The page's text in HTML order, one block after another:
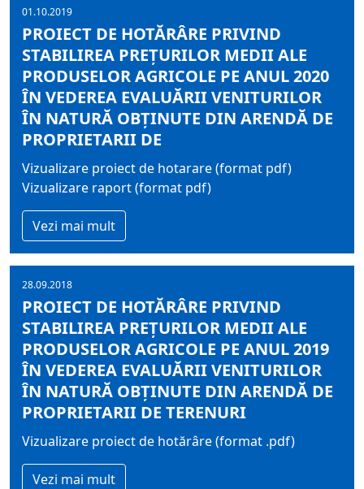
01.10.2019
PROIECT DE HOTĂRÂRE PRIVIND
STABILIREA PREŢURILOR MEDII ALE
PRODUSELOR AGRICOLE PE ANUL 2020
ÎN VEDEREA EVALUĂRII VENITURILOR
ÎN NATURĂ OBŢINUTE DIN ARENDĂ DE
PROPRIETARII DE
Vizualizare proiect de hotarare (format pdf)
Vizualizare raport (format pdf)
Vezi mai mult
28.09.2018
PROIECT DE HOTĂRÂRE PRIVIND
STABILIREA PREŢURILOR MEDII ALE
PRODUSELOR AGRICOLE PE ANUL 2019
ÎN VEDEREA EVALUĂRII VENITURILOR
ÎN NATURĂ OBŢINUTE DIN ARENDĂ DE
PROPRIETARII DE TERENURI
Vizualizare proiect de hotărâre (format .pdf)
Vezi mai mult